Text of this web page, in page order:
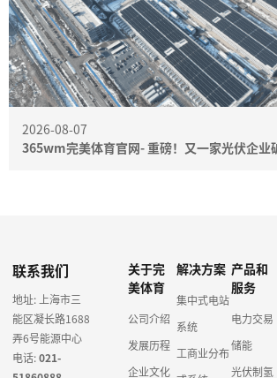
2026-08-07
365wm完美体育官网- 重磅！又一家光伏企业
联系我们
地址: 上海市三
能区凝长路1688
弄6号能源中心
电话:021-
关于完
美体育
公司介绍
发展历程
企业文化
解决方案
集中式电站
系统
工商业分布
产品和
服务
电力交易
储能
光伏制氢